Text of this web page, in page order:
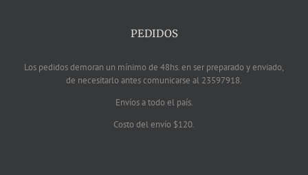
PEDIDOS
Los pedidos demoran un mínimo de 48hs. en ser preparado y enviado,
de necesitarlo antes comunicarse al 23597918.
Envíos a todo el país.
Costo del envío $120.